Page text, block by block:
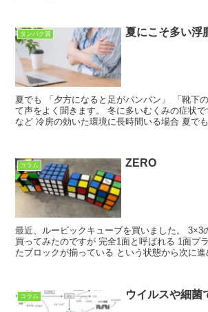
タンパク質 夏にこそ多い浮
夏でも 「夕方になると足がパンパン」 「靴下
て声をよく聞きます。 冬に多いむくみの症状
など 冷房の効いた環境に長時間いる場合 夏で
コラム ZERO
最近、ルービックキューブを買いました。 3×3
買ってみたのですが 完全1面と呼ばれる 1面プ
たブロックが揃っている という状態から次に
コラム ウイルスや細菌